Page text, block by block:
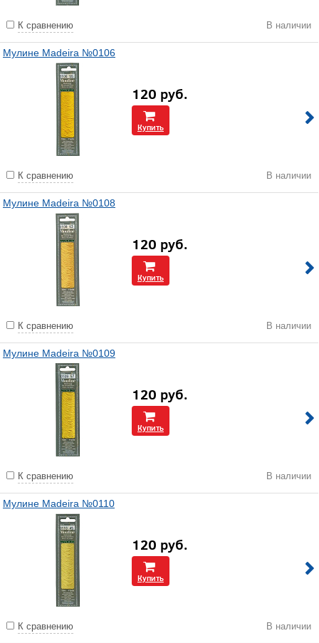
К сравнению В наличии
Мулине Madeira №0106
120 руб.
Купить
К сравнению В наличии
Мулине Madeira №0108
120 руб.
Купить
К сравнению В наличии
Мулине Madeira №0109
120 руб.
Купить
К сравнению В наличии
Мулине Madeira №0110
120 руб.
Купить
К сравнению В наличии